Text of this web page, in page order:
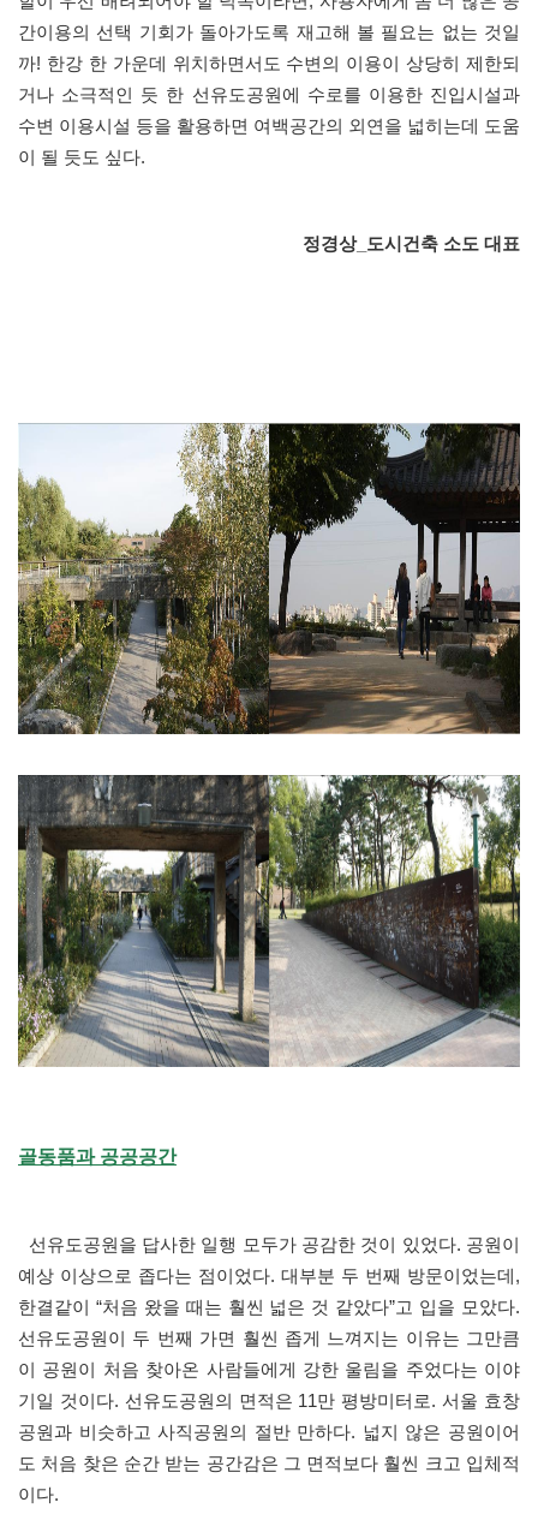
간이용의 선택 기회가 돌아가도록 재고해 볼 필요는 없는 것일
까! 한강 한 가운데 위치하면서도 수변의 이용이 상당히 제한되
거나 소극적인 듯 한 선유도공원에 수로를 이용한 진입시설과
수변 이용시설 등을 활용하면 여백공간의 외연을 넓히는데 도움
이 될 듯도 싶다.
정경상_도시건축 소도 대표
골동품과 공공공간
선유도공원을 답사한 일행 모두가 공감한 것이 있었다. 공원이
예상 이상으로 좁다는 점이었다. 대부분 두 번째 방문이었는데,
한결같이 “처음 왔을 때는 훨씬 넓은 것 같았다”고 입을 모았다.
선유도공원이 두 번째 가면 훨씬 좁게 느껴지는 이유는 그만큼
이 공원이 처음 찾아온 사람들에게 강한 울림을 주었다는 이야
기일 것이다. 선유도공원의 면적은 11만 평방미터로. 서울 효창
공원과 비슷하고 사직공원의 절반 만하다. 넓지 않은 공원이어
도 처음 찾은 순간 받는 공간감은 그 면적보다 훨씬 크고 입체적
이다.